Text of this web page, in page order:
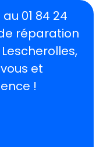
01 84 24
réparation
et
!